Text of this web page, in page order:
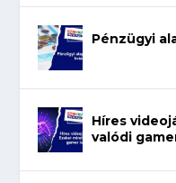
Pénzügyi
Híres
valódi